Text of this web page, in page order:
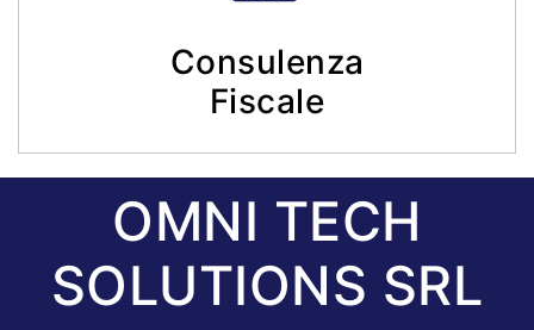
Consulenza
Fiscale
OMNI TECH
SOLUTIONS SRL